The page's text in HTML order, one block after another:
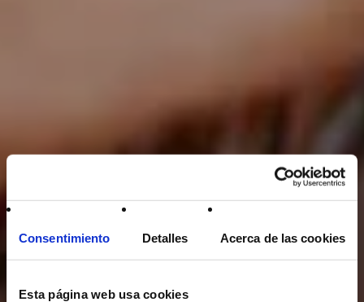
Consentimiento Detalles Acerca de las cookies
Esta página web usa cookies